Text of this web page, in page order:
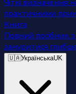
Чіткі визначення
практичними
Книга
Повний посібник з
зануритися
🇺🇦УкраїнськаUK